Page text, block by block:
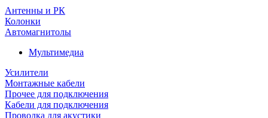
Антенны и РК
Колонки
Автомагнитолы
Мультимедиа
Усилители
Монтажные кабели
Прочее для подключения
Кабели для подключения
Проводка для акустики